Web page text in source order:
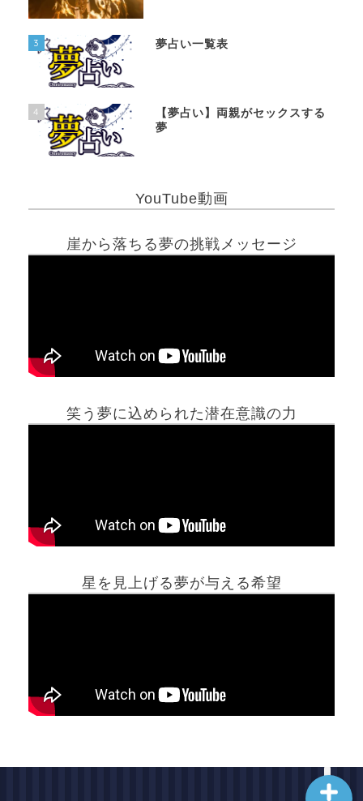
3 夢占い一覧表
4
【夢占い】両親がセックスする
夢
YouTube動画
崖から落ちる夢の挑戦メッセージ
笑う夢に込められた潜在意識の力
星を見上げる夢が与える希望
ホーム
最新記事動画